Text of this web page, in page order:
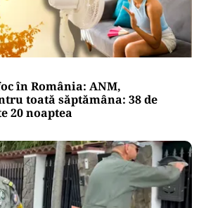
în România: ANM,
toată săptămâna: 38 de
20 noaptea